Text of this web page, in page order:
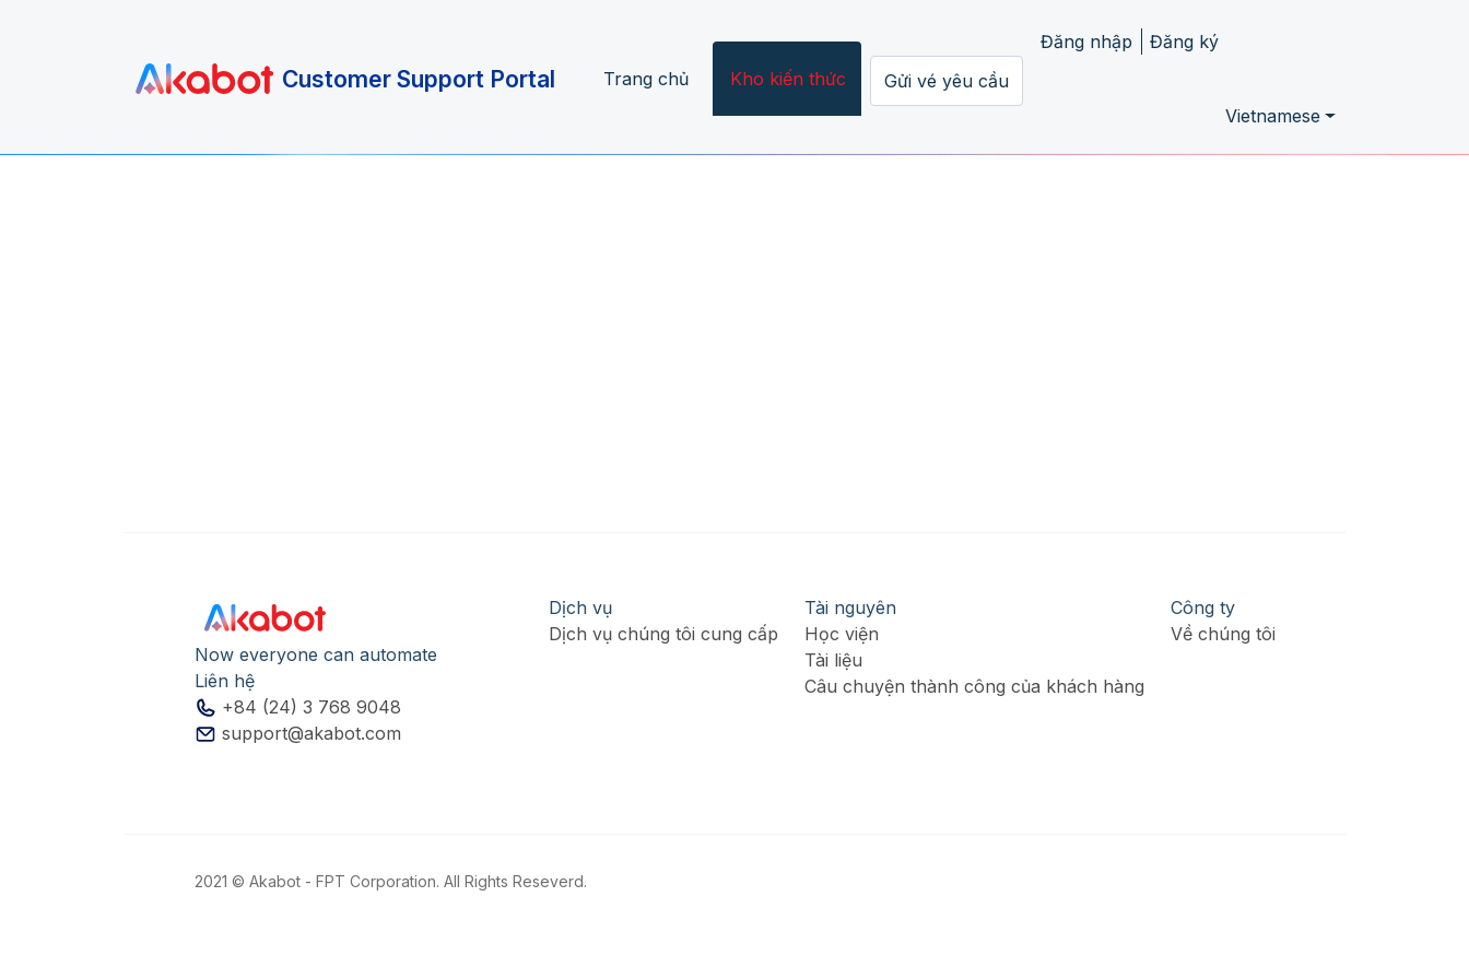
Customer Support Portal Trang chủ Kho kiến thức Gửi vé yêu cầu
Đăng nhập Đăng ký
Vietnamese
Trang Chủ Kho Kiến Thức
Hướng dẫn sử dụng Akabot Agent
Now everyone can automate
Liên hệ
+84 (24) 3 768 9048
support@akabot.com
Dịch vụ
Dịch vụ chúng tôi cung cấp
Tài nguyên
Học viện
Tài liệu
Câu chuyện thành công của khách hàng
Công ty
Về chúng tôi
2021 © Akabot - FPT Corporation. All Rights Reseverd.